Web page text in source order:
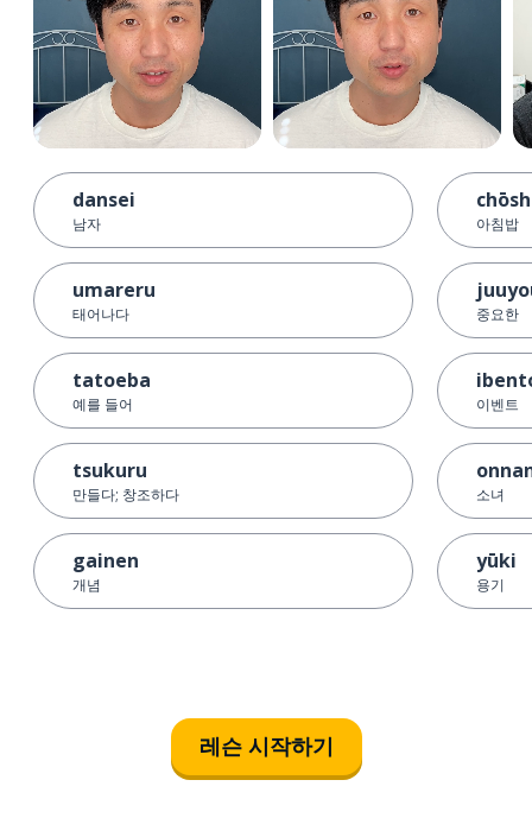
dansei
남자
umareru
태어나다
tatoeba
예를 들어
tsukuru
만들다; 창조하다
gainen
개념
아침밥
중요한
이벤트
소녀
yūki
용기
레슨 시작하기